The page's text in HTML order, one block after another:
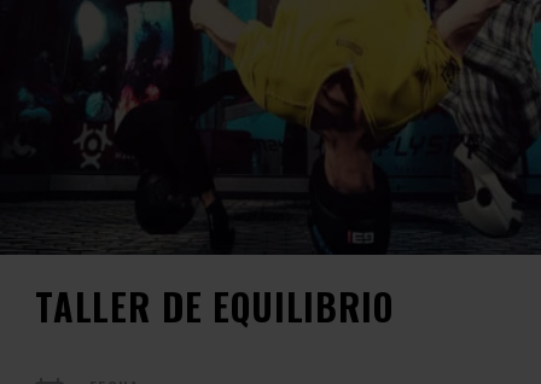
TALLER DE EQUILIBRIO